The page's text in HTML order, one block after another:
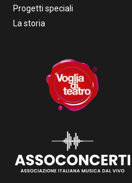
Progetti speciali
La storia